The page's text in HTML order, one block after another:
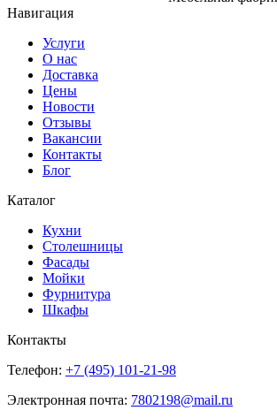
Навигация
Услуги
О нас
Доставка
Цены
Новости
Отзывы
Вакансии
Контакты
Блог
Каталог
Кухни
Столешницы
Фасады
Мойки
Фурнитура
Шкафы
Контакты
Телефон: +7 (495) 101-21-98
Электронная почта: 7802198@mail.ru